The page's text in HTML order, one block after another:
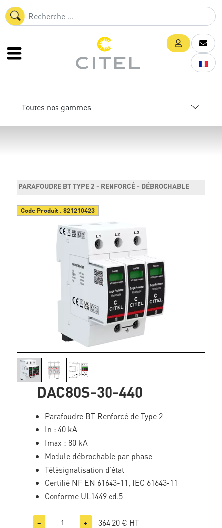
Toutes nos gammes
PARAFOUDRE BT TYPE 2 - RENFORCÉ - DÉBROCHABLE
Code Produit :821210423
DAC80S-30-440
Parafoudre BT Renforcé de Type 2
In : 40 kA
Imax : 80 kA
Module débrochable par phase
Télésignalisation d'état
Certifié NF EN 61643-11, IEC 61643-11
Conforme UL1449 ed.5
− + 364,20 € HT